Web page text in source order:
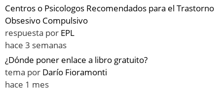
Centros o Psicologos Recomendados para el Trastorno
Obsesivo Compulsivo
respuesta por EPL
hace 3 semanas
¿Dónde poner enlace a libro gratuito?
tema por Darío Fioramonti
hace 1 mes